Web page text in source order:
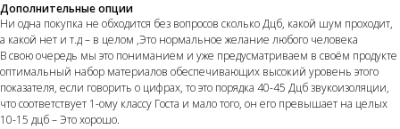
Дополнительные опции
Ни одна покупка не обходится без вопросов сколько Дцб, какой шум проходит,
а какой нет и т.д – в целом ,Это нормальное желание любого человека
В свою очередь мы это пониманием и уже предусматриваем в своём продукте
оптимальный набор материалов обеспечивающих высокий уровень этого
показателя, если говорить о цифрах, то это порядка 40-45 Дцб звукоизоляции,
что соответствует 1-ому классу Госта и мало того, он его превышает на целых
10-15 дцб – Это хорошо.